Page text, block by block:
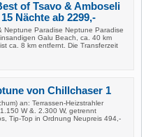
of Tsavo & Amboseli
Nächte ab 2299,-
Neptune Paradise Neptune Paradise
Galu Beach, ca. 40 km
ca. 8 km entfernt. Die Transferzeit
von Chillchaser 1
an: Terrassen-Heizstrahler
W &. 2.300 W, getrennt
Tip-Top in Ordnung Neupreis 494,-